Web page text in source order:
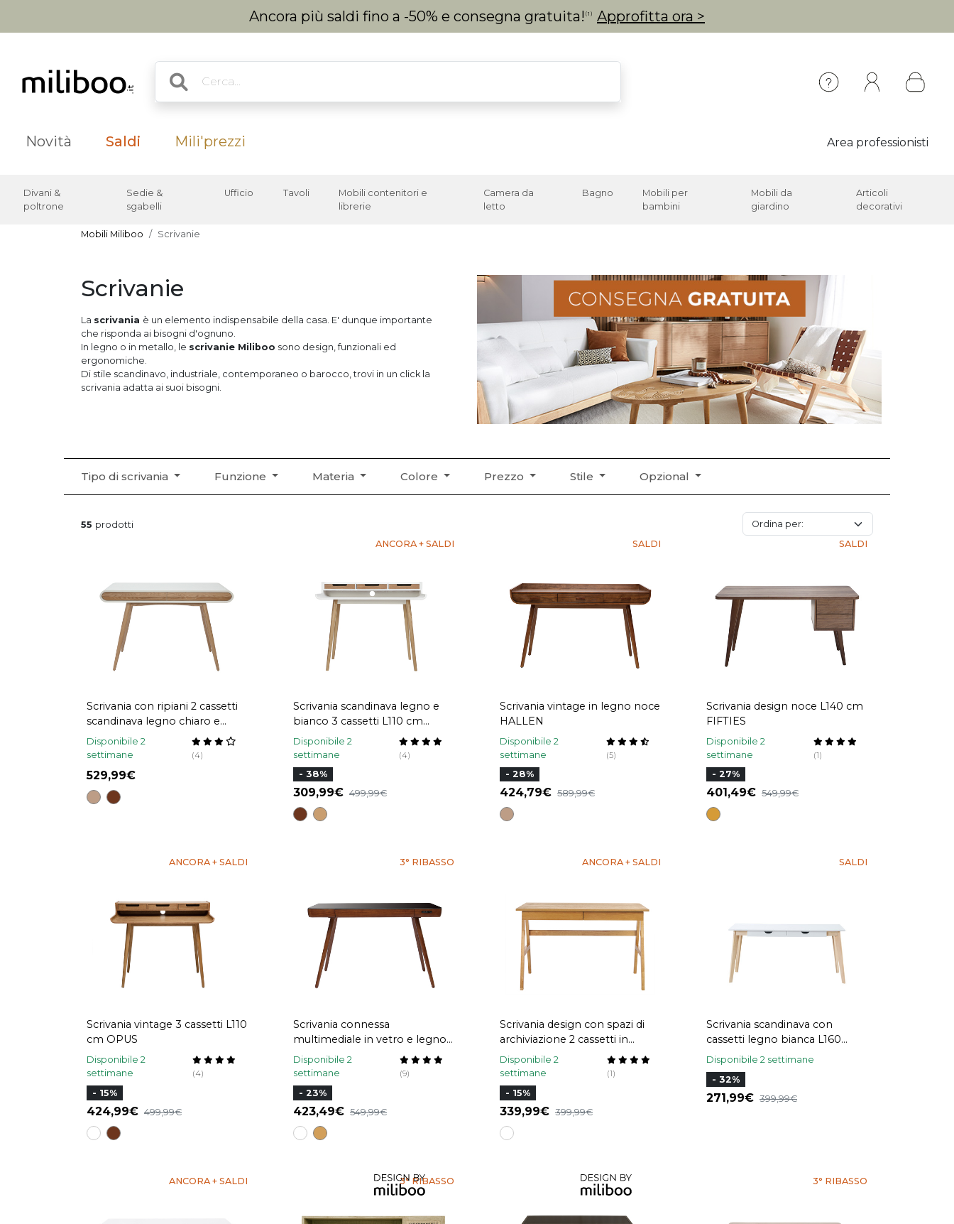
Ancora più saldi fino a -50% e consegna gratuita! (1) Approfitta ora >
Novità Saldi Mili'prezzi Area professionisti
Divani &
poltrone
Sedie &
sgabelli
Ufficio Tavoli
Mobili contenitori e
librerie
Camera da
letto
Bagno
Mobili per
bambini
Mobili da
giardino
Articoli
decorativi
Mobili Miliboo Scrivanie
Scrivanie
La scrivania è un elemento indispensabile della casa. E' dunque importante
che risponda ai bisogni d'ognuno.
In legno o in metallo, le scrivanie Miliboo
ergonomiche.
Di stile scandinavo, industriale, contemporaneo o barocco, trovi in un click la
scrivania adatta ai suoi bisogni.
Tipo di scrivania Funzione Materia Colore Prezzo Stile Opzional
55 prodotti
Scrivania con ripiani 2 cassetti
scandinava legno chiaro e
bianco L120 cm BJORG
Disponibile 2
settimane
(4)
529,99
ANCORA + SALDI
Scrivania scandinava legno e
bianco 3 cassetti L110 cm
OPUS
Disponibile 2
settimane
(4)
- 38%
309,99 499,99
SALDI
Scrivania vintage in legno noce
HALLEN
Disponibile 2
settimane
(5)
- 28%
424,79 589,99
SALDI
Scrivania design noce L140 cm
FIFTIES
Disponibile 2
settimane
(1)
- 27%
401,49 549,99
ANCORA + SALDI
Scrivania vintage 3 cassetti L110
cm OPUS
Disponibile 2
settimane
(4)
- 15%
424,99 499,99
3° RIBASSO
Scrivania connessa
multimediale in vetro e legno
chiaro CLEVER
Disponibile 2
settimane
(9)
- 23%
423,49 549,99
ANCORA + SALDI
Scrivania design con spazi di
archiviazione 2 cassetti in
legno chiaro di hevea L120 cm
BROOK
Disponibile 2
settimane
(1)
- 15%
339,99 399,99
SALDI
Scrivania scandinava con
cassetti legno bianca L160
LEENA
Disponibile 2 settimane
- 32%
271,99 399,99
ANCORA + SALDI 3° RIBASSO 3° RIBASSO